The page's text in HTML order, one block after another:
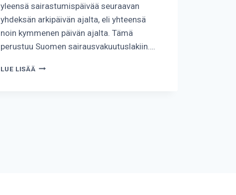
yleensä sairastumispäivää seuraavan
yhdeksän arkipäivän ajalta, eli yhteensä
noin kymmenen päivän ajalta. Tämä
perustuu Suomen sairausvakuutuslakiin….
LUE LISÄÄ KUINKA